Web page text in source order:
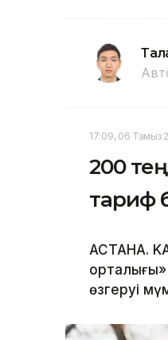
17:09, 06 Тамыз
200
тариф
АСТАНА.
өзгеруі